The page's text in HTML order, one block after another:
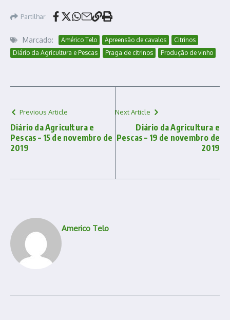
Partilhar
Marcado: Américo Telo Apreensão de cavalos
Citrinos
Diário da Agricultura e Pescas
Praga de citrinos Produção de vinho
Previous Article
Diário da Agricultura e
Pescas – 15 de novembro de
2019
Next Article
Diário da Agricultura e
Pescas – 19 de novembro de
2019
Americo Telo